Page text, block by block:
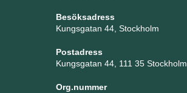
Besöksadress
Kungsgatan 44, Stockholm
Postadress
Kungsgatan 44, 111 35 Stockholm
Org.nummer